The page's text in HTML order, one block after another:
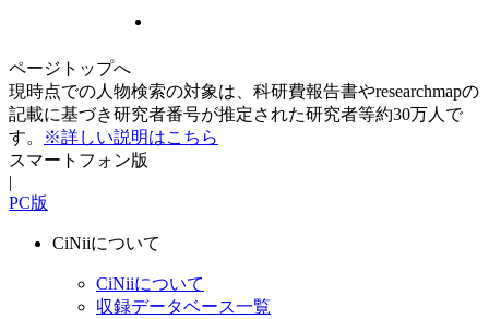
ページトップへ
現時点での人物検索の対象は、科研費報告書やresearchmapの
記載に基づき研究者番号が推定された研究者等約30万人で
す。
※詳しい説明はこちら
スマートフォン版
|
PC版
CiNiiについて
CiNiiについて
収録データベース一覧